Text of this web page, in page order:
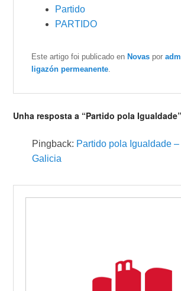
Partido
PARTIDO
Este artigo foi publicado enNovas por
ligazón permeanente
Unha resposta a “Partido pola Igualdade”
Pingback: Partido pola Igualdade
Galicia